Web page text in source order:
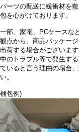
パーツの配送に緩衝材を
包を心がけております。
一部、家電、PCケースな
観点から、商品パッケー
出荷する場合がございま
中のトラブル等で発生す
ていると言う理由の場合
い。
梱包例)